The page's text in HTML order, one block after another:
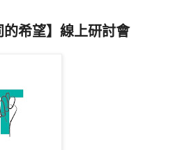
希望】線上研討會